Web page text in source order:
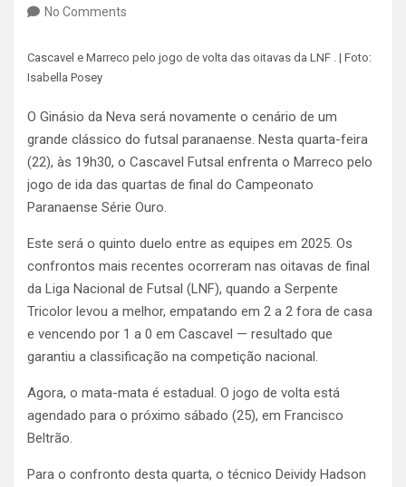
No Comments
Cascavel e Marreco pelo jogo de volta das oitavas da LNF . | Foto:
Isabella Posey
O Ginásio da Neva será novamente o cenário de um
grande clássico do futsal paranaense. Nesta quarta-feira
(22), às 19h30, o Cascavel Futsal enfrenta o Marreco pelo
jogo de ida das quartas de final do Campeonato
Paranaense Série Ouro.
Este será o quinto duelo entre as equipes em 2025. Os
confrontos mais recentes ocorreram nas oitavas de final
da Liga Nacional de Futsal (LNF), quando a Serpente
Tricolor levou a melhor, empatando em 2 a 2 fora de casa
e vencendo por 1 a 0 em Cascavel — resultado que
garantiu a classificação na competição nacional.
Agora, o mata-mata é estadual. O jogo de volta está
agendado para o próximo sábado (25), em Francisco
Beltrão.
Para o confronto desta quarta, o técnico Deividy Hadson